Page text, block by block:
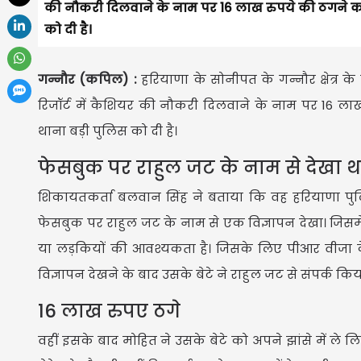
की नौकरी दिलवाने के नाम पर 16 लाख रुपये की ठगने
को दी है।
गन्नौर (कपिल) :हरियाणा के सोनीपत के गन्नौर क्षेत्र
रिजॉर्ट में कैशियर की नौकरी दिलवाने के नाम पर 16
थाना बड़ी पुलिस को दी है।
फेसबुक पर राहुल जट के नाम से देखा था
शिकायतकर्ता बलवान सिंह ने बताया कि वह
फेसबुक पर राहुल जट के नाम से एक विज्ञापन देखा।
या लड़कियों की आवश्यकता है। जिसके लिए पीआर
विज्ञापन देखने के बाद उसके बेटे ने राहुल जट से संपर्क
16 लाख रुपए ठगे
वहीं इसके बाद मोहित ने उसके बेटे को अपने झांसे में ले